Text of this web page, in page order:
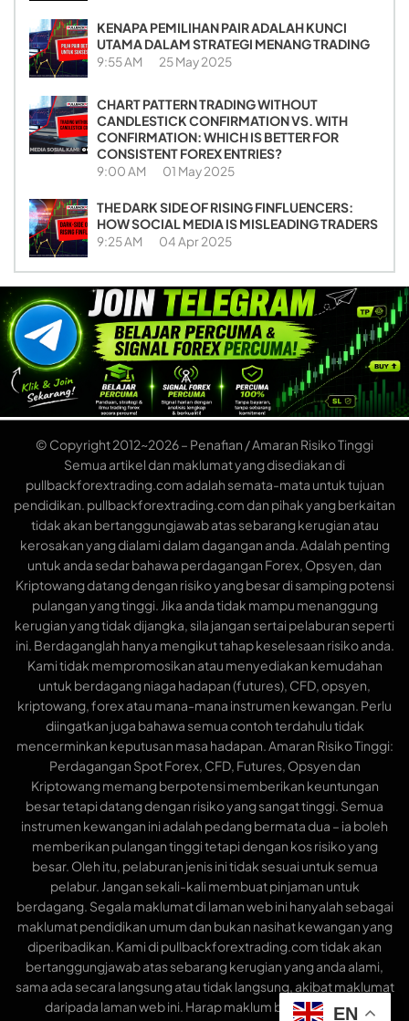
KENAPA PEMILIHAN PAIR ADALAH KUNCI
UTAMA DALAM STRATEGI MENANG TRADING
9:55 AM 25 May 2025
CHART PATTERN TRADING WITHOUT
CANDLESTICK CONFIRMATION VS. WITH
CONFIRMATION: WHICH IS BETTER FOR
CONSISTENT FOREX ENTRIES?
9:00 AM 01 May 2025
THE DARK SIDE OF RISING FINFLUENCERS:
HOW SOCIAL MEDIA IS MISLEADING TRADERS
9:25 AM 04 Apr 2025
© Copyright 2012~2026 – Penafian / Amaran Risiko Tinggi
Semua artikel dan maklumat yang disediakan di
pullbackforextrading.com adalah semata-mata untuk tujuan
pendidikan. pullbackforextrading.com dan pihak yang berkaitan
tidak akan bertanggungjawab atas sebarang kerugian atau
kerosakan yang dialami dalam dagangan anda. Adalah penting
untuk anda sedar bahawa perdagangan Forex, Opsyen, dan
Kriptowang datang dengan risiko yang besar di samping potensi
pulangan yang tinggi. Jika anda tidak mampu menanggung
kerugian yang tidak dijangka, sila jangan sertai pelaburan seperti
ini. Berdaganglah hanya mengikut tahap keselesaan risiko anda.
Kami tidak mempromosikan atau menyediakan kemudahan
untuk berdagang niaga hadapan (futures), CFD, opsyen,
kriptowang, forex atau mana-mana instrumen kewangan. Perlu
diingatkan juga bahawa semua contoh terdahulu tidak
mencerminkan keputusan masa hadapan. Amaran Risiko Tinggi:
Perdagangan Spot Forex, CFD, Futures, Opsyen dan
Kriptowang memang berpotensi memberikan keuntungan
besar tetapi datang dengan risiko yang sangat tinggi. Semua
instrumen kewangan ini adalah pedang bermata dua – ia boleh
memberikan pulangan tinggi tetapi dengan kos risiko yang
besar. Oleh itu, pelaburan jenis ini tidak sesuai untuk semua
pelabur. Jangan sekali-kali membuat pinjaman untuk
berdagang. Segala maklumat di laman web ini hanyalah sebagai
maklumat pendidikan umum dan bukan nasihat kewangan yang
diperibadikan. Kami di pullbackforextrading.com tidak akan
bertanggungjawab atas sebarang kerugian yang anda alami,
sama ada secara langsung atau tidak langsung, akibat maklumat
daripada laman web ini. Harap maklum bahawa semua
EN